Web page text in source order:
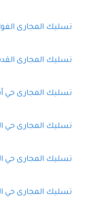
تسليك المجارى
تسليك المجارى
تسليك المجارى حي
تسليك المجارى حي
تسليك المجارى حي
تسليك المجارى حي